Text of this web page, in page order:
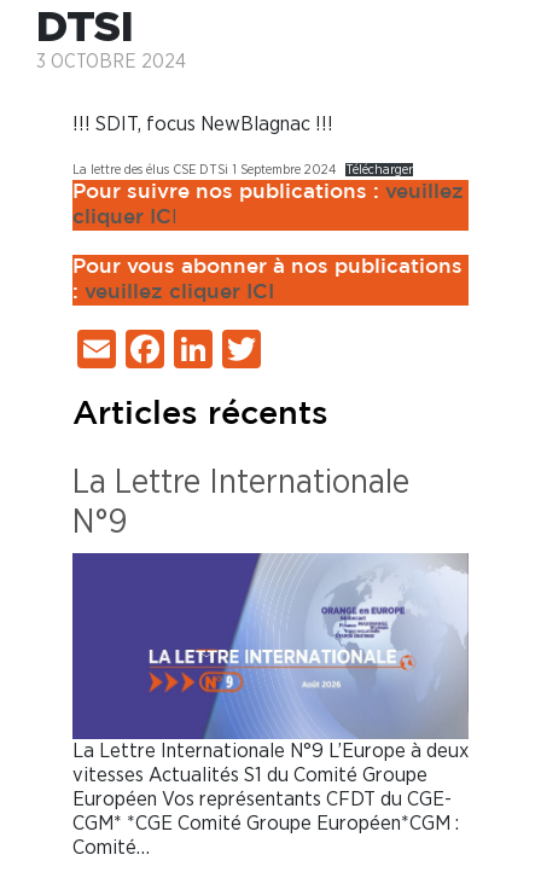
DTSI
3 OCTOBRE 2024
!!! SDIT, focus NewBlagnac !!!
La lettre des élus CSE DTSi 1 Septembre 2024 Télécharger
Pour suivre nos publications : veuillez
cliquer IC
Pour vous abonner à nos publications
: veuillez cliquer ICI
EmailFacebook
LinkedIn
Articles récents
La Lettre Internationale
N°9
La Lettre Internationale N°9 L’Europe à deux
vitesses Actualités S1 du Comité Groupe
Européen Vos représentants CFDT du CGE-
CGM* *CGE Comité Groupe Européen*CGM :
Comité…